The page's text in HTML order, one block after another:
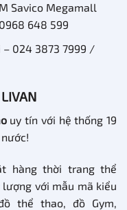
Savico Megamall
648 599
– 024 3873 7999 /
uy tín với hệ thống 19
hàng thời trang thể
với mẫu mã kiểu
thể thao, đồ Gym,